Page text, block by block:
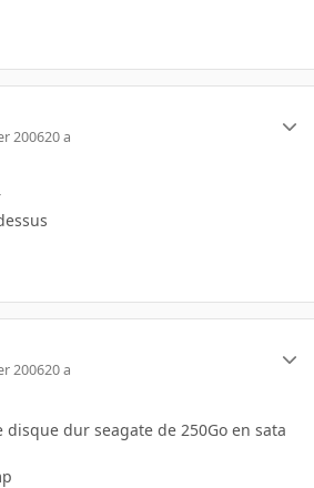
200620 a
200620 a
dur seagate de 250Go en sata